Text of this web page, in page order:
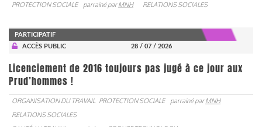
PROTECTION SOCIALE
parrainé parMNH RELATIONS SOCIALES
PARTICIPATIF
ACCÈS PUBLIC
28 / 07 / 2026
Licenciement de 2016 toujours pas jugé à ce jour aux
Prud’hommes !
ORGANISATION DU TRAVAIL PROTECTION SOCIALE parrainé parMNH
RELATIONS SOCIALES